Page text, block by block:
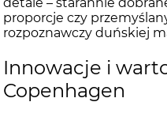
detale – starannie
proporcje czy
rozpoznawczy duńskiej
Innowacje i
Copenhagen